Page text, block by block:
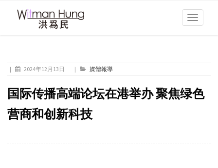
Toggle
| 2024年12月13日 | 媒體報導
国际传播高端论坛在港举办 聚焦绿色
营商和创新科技